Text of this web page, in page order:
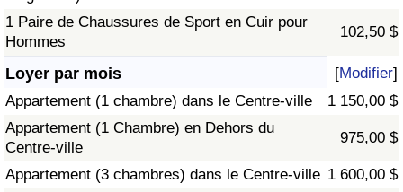
1 Paire de Chaussures de Sport en Cuir pour
Hommes
102,50 $
Loyer par mois [Modifier]
Appartement (1 chambre) dans le Centre-ville
1 150,00 $
Appartement (1 Chambre) en Dehors du
Centre-ville
975,00 $
Appartement (3 chambres) dans le Centre-ville 1 600,00 $